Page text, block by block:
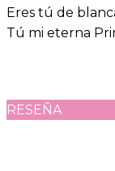
Eres tú de
Tú mi eterna
RESEÑA